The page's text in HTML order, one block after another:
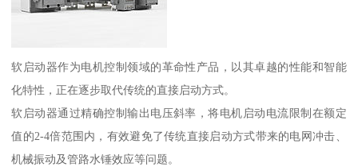
软启动器作为电机控制领域的革命性产品，以其卓越的性能和智能
化特性，正在逐步取代传统的直接启动方式。
软启动器通过精确控制输出电压斜率，将电机启动电流限制在额定
值的2-4倍范围内，有效避免了传统直接启动方式带来的电网冲击、
机械振动及管路水锤效应等问题。